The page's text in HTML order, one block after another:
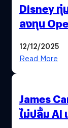
Disney ทุ่
ลงทุน
12/12/2025
Read More
James
ไม่ปลื้ม AI